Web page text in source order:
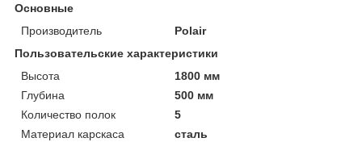
Основные
Производитель
Polair
Пользовательские характеристики
Высота
1800 мм
Глубина
500 мм
Количество полок
5
Материал карскаса
сталь